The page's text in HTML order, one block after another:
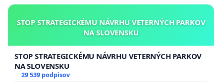
STOP STRATEGICKÉMU NÁVRHU VETERNÝCH PARKOV
NA SLOVENSKU
STOP STRATEGICKÉMU NÁVRHU VETERNÝCH PARKOV
NA SLOVENSKU
29 539 podpisov